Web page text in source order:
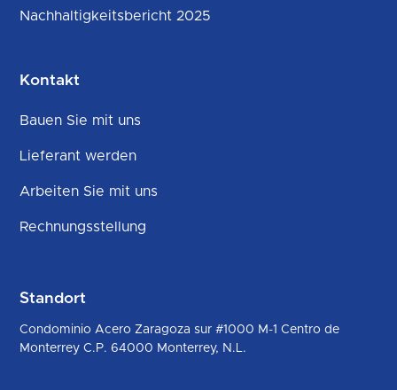
Nachhaltigkeitsbericht 2025
Kontakt
Bauen Sie mit uns
Lieferant werden
Arbeiten Sie mit uns
Rechnungsstellung
Standort
Condominio Acero Zaragoza sur #1000 M-1 Centro de
Monterrey C.P. 64000 Monterrey, N.L.